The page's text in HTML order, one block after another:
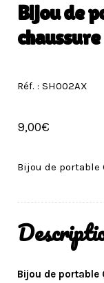
Bijou de
Réf. : SH002AX
9,00€
Bijou de portable
Bijou de portable